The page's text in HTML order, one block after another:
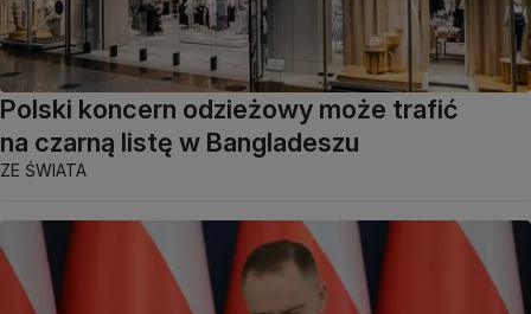
Polski koncern odzieżowy może trafić
na czarną listę w Bangladeszu
ZE ŚWIATA